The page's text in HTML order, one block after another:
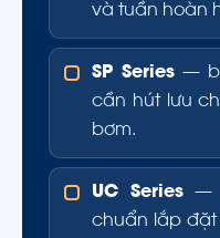
và tuần hoàn
SP Series —
cần hút lưu
bơm.
UC Series —
chuẩn lắp đặt